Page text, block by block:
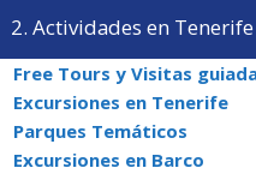
2. Actividades en Tenerife
Free Tours y Visitas
Excursiones en Tenerife
Parques Temáticos
Excursiones en Barco